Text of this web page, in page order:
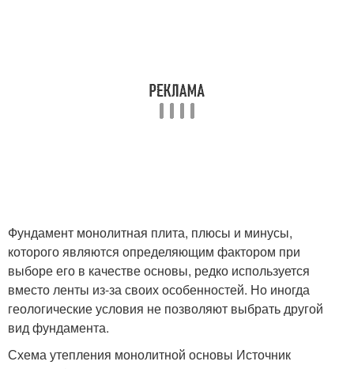
Фундамент монолитная плита, плюсы и минусы,
которого являются определяющим фактором при
выборе его в качестве основы, редко используется
вместо ленты из-за своих особенностей. Но иногда
геологические условия не позволяют выбрать другой
вид фундамента.
Схема утепления монолитной основы Источник